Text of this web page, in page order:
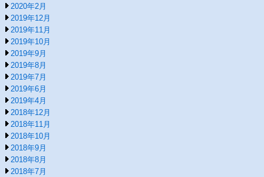
2020年2月
2019年12月
2019年11月
2019年10月
2019年9月
2019年8月
2019年7月
2019年6月
2019年4月
2018年12月
2018年11月
2018年10月
2018年9月
2018年8月
2018年7月